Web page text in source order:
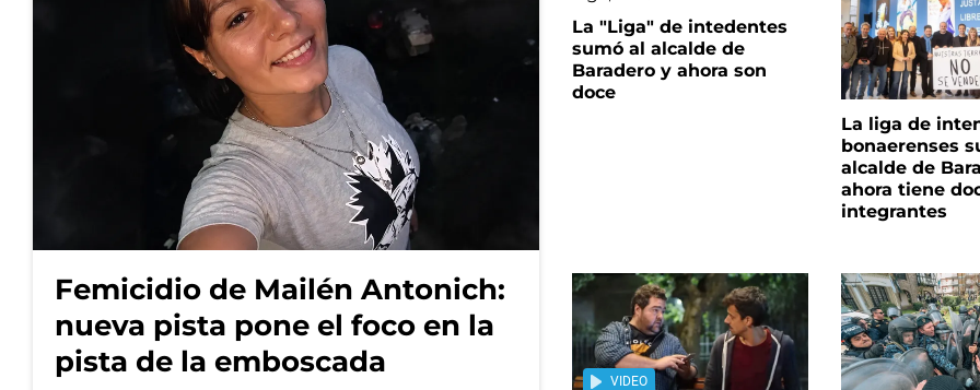
Femicidio de Mailén Antonich:
nueva pista pone el foco en la
pista de la emboscada
La "Liga" de intedentes
sumó al alcalde de
Baradero y ahora son
doce
La liga de
bonaerenses
alcalde de
ahora tiene
integrantes
VIDEO